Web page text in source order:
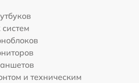
систем
и техническим